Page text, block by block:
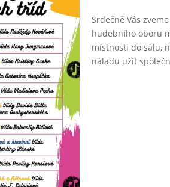
Srdečně Vás
hudebního oboru
místnosti do sálu,
náladu užít